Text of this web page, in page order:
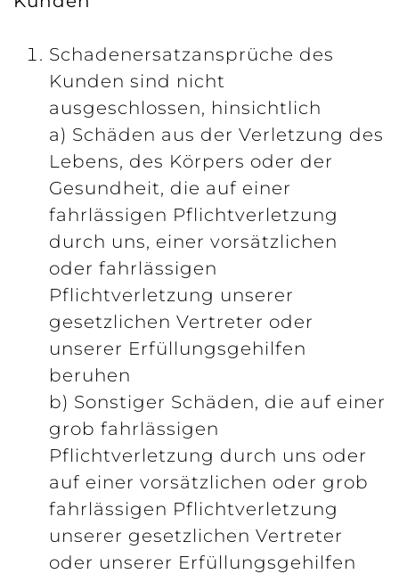
Schadenersatzansprüche des
Kunden sind nicht
ausgeschlossen, hinsichtlich
a) Schäden aus der Verletzung des
Lebens, des Körpers oder der
Gesundheit, die auf einer
fahrlässigen Pflichtverletzung
durch uns, einer vorsätzlichen
oder fahrlässigen
Pflichtverletzung unserer
gesetzlichen Vertreter oder
unserer Erfüllungsgehilfen
beruhen
b) Sonstiger Schäden, die auf einer
grob fahrlässigen
Pflichtverletzung durch uns oder
auf einer vorsätzlichen oder grob
fahrlässigen Pflichtverletzung
unserer gesetzlichen Vertreter
oder unserer Erfüllungsgehilfen